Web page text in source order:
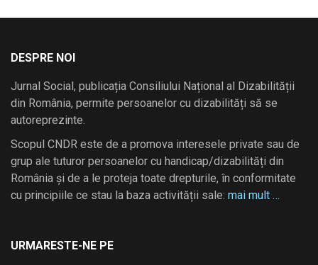
DESPRE NOI
Jurnal Social, publicația Consiliului Național al Dizabilității
din România, permite persoanelor cu dizabilități să se
autoreprezinte.
Scopul CNDR este de a promova interesele private sau de
grup ale tuturor persoanelor cu handicap/dizabilități din
România și de a le proteja toate drepturile, în conformitate
cu principiile ce stau la baza activității sale: mai mult …
URMARESTE-NE PE